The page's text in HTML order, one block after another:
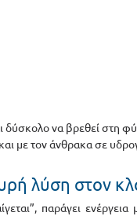
να βρεθεί στη
με τον άνθρακα σε
λύση στον
παράγει